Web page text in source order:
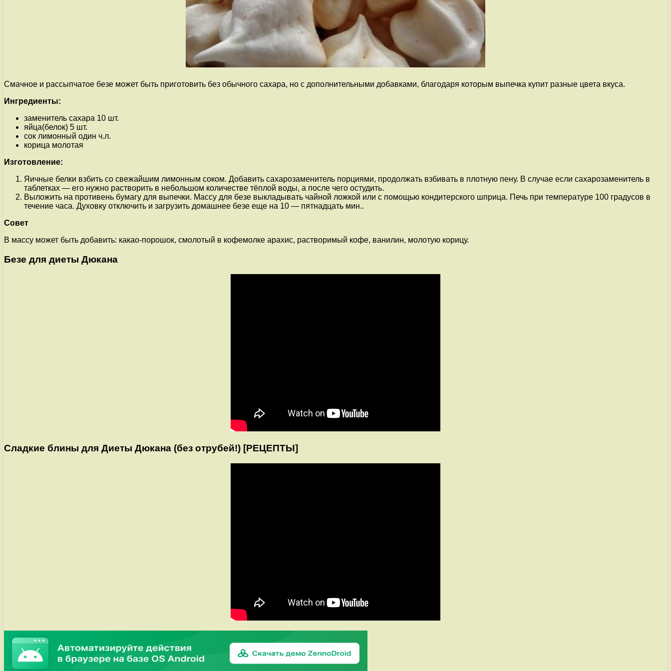
Смачное и рассыпчатое безе может быть приготовить без обычного сахара, но с дополнительными добавками, благодаря которым выпечка купит разные цвета вкуса.
Ингредиенты:
заменитель сахара 10 шт.
яйца(белок) 5 шт.
сок лимонный один ч.л.
корица молотая
Изготовление:
Яичные белки взбить со свежайшим лимонным соком. Добавить сахарозаменитель порциями, продолжать взбивать в плотную пену. В случае если сахарозаменитель в
таблетках — его нужно растворить в небольшом количестве тёплой воды, а после чего остудить.
Выложить на противень бумагу для выпечки. Массу для безе выкладывать чайной ложкой или с помощью кондитерского шприца. Печь при температуре 100 градусов в
течение часа. Духовку отключить и загрузить домашнее безе еще на 10 — пятнадцать мин..
Совет
В массу может быть добавить: какао-порошок, смолотый в кофемолке арахис, растворимый кофе, ванилин, молотую корицу.
Безе для диеты Дюкана
Сладкие блины для Диеты Дюкана (без отрубей!) [РЕЦЕПТЫ]